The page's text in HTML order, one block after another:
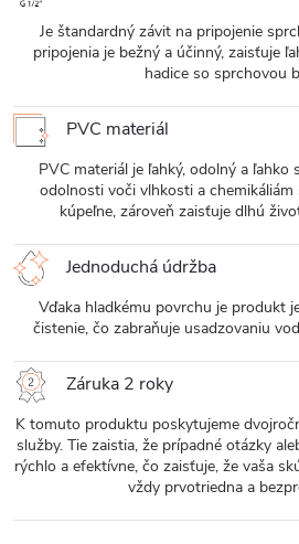
Je štandardný závit na pripojenie
pripojenia je bežný a účinný, zaisťuje
hadice so sprchovou
PVC materiál
PVC materiál je ľahký, odolný a ľahko
odolnosti voči vlhkosti a chemikáliám
kúpeľne, zároveň zaisťuje dlhú
Jednoduchá údržba
Vďaka hladkému povrchu je produkt
čistenie, čo zabraňuje usadzovaniu
Záruka 2 roky
K tomuto produktu poskytujeme
služby. Tie zaistia, že prípadné otázky
rýchlo a efektívne, čo zaisťuje, že vaša
vždy prvotriedna a